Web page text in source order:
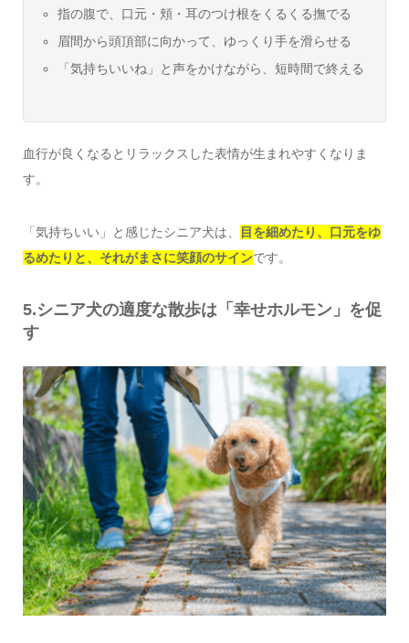
指の腹で、口元・頬・耳のつけ根をくるくる撫でる
眉間から頭頂部に向かって、ゆっくり手を滑らせる
「気持ちいいね」と声をかけながら、短時間で終える
血行が良くなるとリラックスした表情が生まれやすくなりま
す。
「気持ちいい」と感じたシニア犬は、
目を細めたり、口元をゆ
るめたりと、それがまさに笑顔のサインです。
5.シニア犬の適度な散歩は「幸せホルモン」を促
す